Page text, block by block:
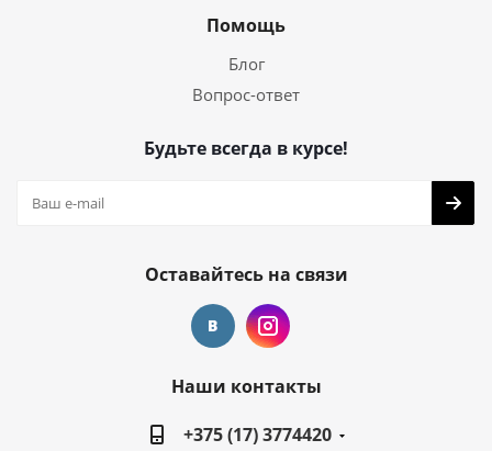
Помощь
Блог
Вопрос-ответ
Будьте всегда в курсе!
Оставайтесь на связи
Наши контакты
+375 (17) 3774420